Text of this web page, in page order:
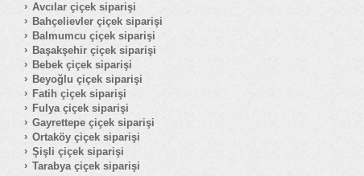
Avcılar çiçek siparişi
Bahçelievler çiçek siparişi
Balmumcu çiçek siparişi
Başakşehir çiçek siparişi
Bebek çiçek siparişi
Beyoğlu çiçek siparişi
Fatih çiçek siparişi
Fulya çiçek siparişi
Gayrettepe çiçek siparişi
Ortaköy çiçek siparişi
Şişli çiçek siparişi
Tarabya çiçek siparişi